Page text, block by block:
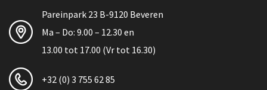
Pareinpark 23 B-9120 Beveren
Ma – Do: 9.00 – 12.30 en
13.00 tot 17.00 (Vr tot 16.30)
+32 (0) 3 755 62 85